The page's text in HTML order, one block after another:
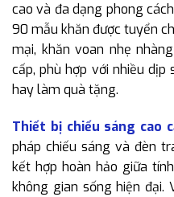
cao và đa dạng phong
90 mẫu khăn được tuyển
mại, khăn voan nhẹ
cấp, phù hợp với nhiều dịp
hay làm quà tặng.
Thiết bị chiếu sáng cao
pháp chiếu sáng và đèn
kết hợp hoàn hảo giữa
không gian sống hiện